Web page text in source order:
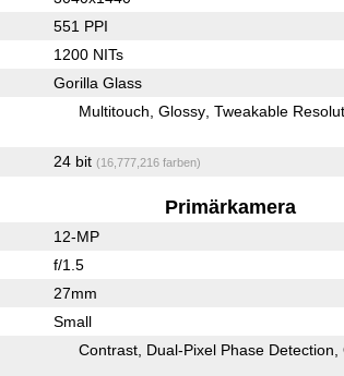
551 PPI
1200 NITs
Gorilla Glass
Multitouch Glossy Tweakable
24 bit (16,777,216 farben)
Primärkamera
12-MP
f/1.5
27mm
Small
Contrast Dual-Pixel Phase Detection